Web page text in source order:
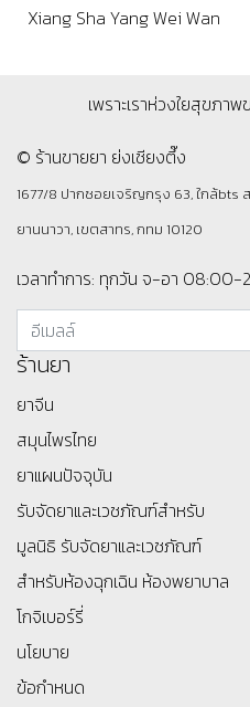
Xiang Sha Yang Wei Wan
เพราะเราห่วงใยสุขภ
© ร้านขายยา ย่งเชียงตึ๊ง
1677/8 ปากซอยเจริญกรุง 63, ใกล้bts
ยานนาวา, เขตสาทร, กทม 10120
เวลาทำการ: ทุกวัน จ-อา 08:00-
ร้านยา
ยาจีน
สมุนไพรไทย
ยาแผนปัจจุบัน
รับจัดยาและเวชภัณฑ์สำหรับ
มูลนิธิ รับจัดยาและเวชภัณฑ์
สำหรับห้องฉุกเฉิน ห้องพยาบาล
โกจิเบอร์รี่
นโยบาย
ข้อกำหนด